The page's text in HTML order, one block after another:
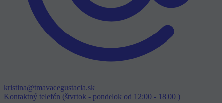
kristina@tmavadegustacia.sk
Kontaktný telefón (štvrtok - pondelok od 12:00 - 18:00 )